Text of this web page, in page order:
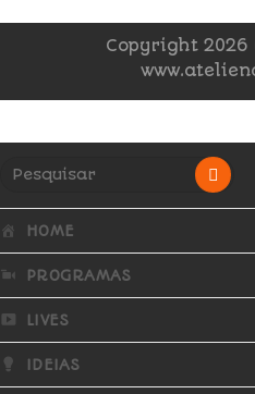
Copyright 2026
HOME
PROGRAMAS
LIVES
IDEIAS